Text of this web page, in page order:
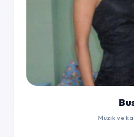
Müzik ve